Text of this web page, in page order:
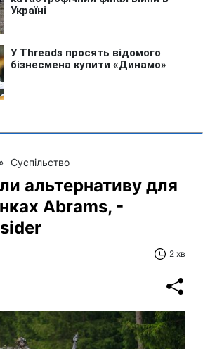
» Суспільство
альтернативу для
Abrams, -
2 хв